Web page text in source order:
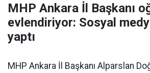
MHP Ankara İl Başkanı
evlendiriyor: Sosyal
yaptı
MHP Ankara İl Başkanı Alparslan